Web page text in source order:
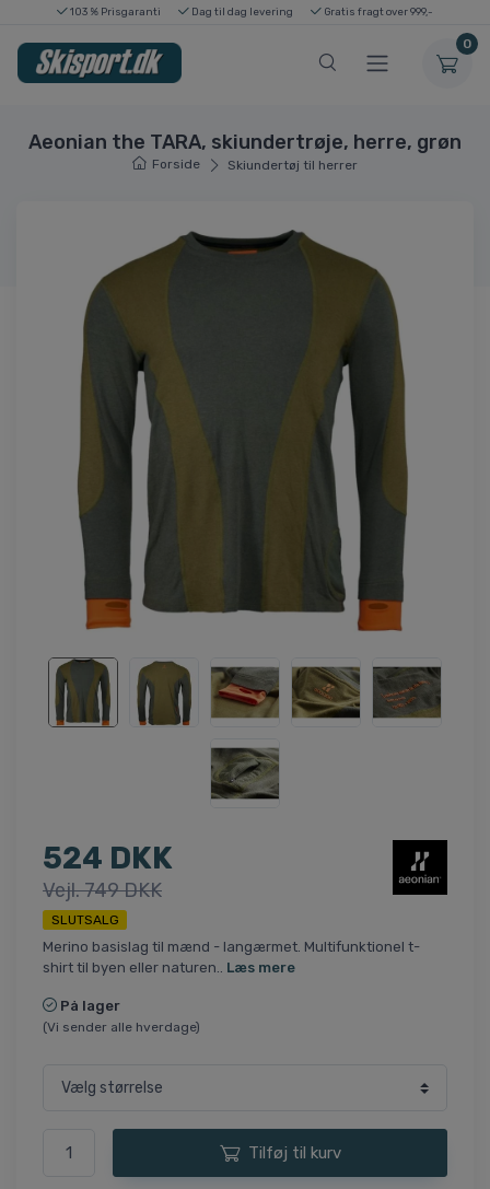
103 % Prisgaranti Dag til dag levering Gratis fragt over 999,-
0
Aeonian the TARA, skiundertrøje, herre, grøn
Forside Skiundertøj til herrer
524 DKK
Vejl. 749 DKK
SLUTSALG
Merino basislag til mænd - langærmet. Multifunktionel t-
shirt til byen eller naturen.. Læs mere
På lager
(Vi sender alle hverdage)
Tilføj til kurv